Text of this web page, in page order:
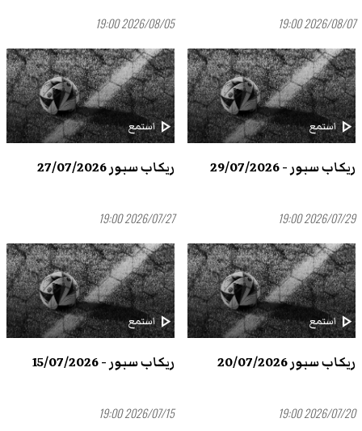
2026/08/07 19:00
2026/08/05 19:00
play_arrowاستمع
ريكاب سبور - 29/07/2026
2026/07/29 19:00
play_arrowاستمع
ريكاب سبور 27/07/2026
2026/07/27 19:00
play_arrowاستمع
ريكاب سبور 20/07/2026
2026/07/20 19:00
play_arrowاستمع
ريكاب سبور - 15/07/2026
2026/07/15 19:00